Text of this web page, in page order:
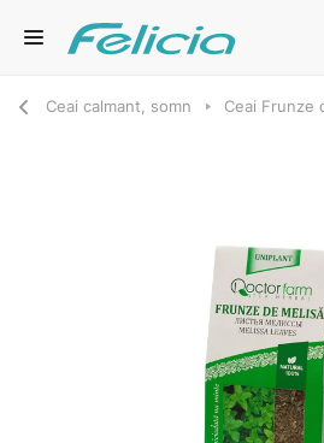
Ceai calmant, somn Ceai Frunze